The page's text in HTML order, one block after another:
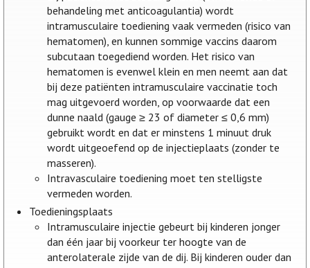
behandeling met anticoagulantia) wordt
intramusculaire toediening vaak vermeden (risico van
hematomen), en kunnen sommige vaccins daarom
subcutaan toegediend worden. Het risico van
hematomen is evenwel klein en men neemt aan dat
bij deze patiënten intramusculaire vaccinatie toch
mag uitgevoerd worden, op voorwaarde dat een
dunne naald (gauge ≥ 23 of diameter ≤ 0,6 mm)
gebruikt wordt en dat er minstens 1 minuut druk
wordt uitgeoefend op de injectieplaats (zonder te
masseren).
Intravasculaire toediening moet ten stelligste
vermeden worden.
Toedieningsplaats
Intramusculaire injectie gebeurt bij kinderen jonger
dan één jaar bij voorkeur ter hoogte van de
anterolaterale zijde van de dij. Bij kinderen ouder dan